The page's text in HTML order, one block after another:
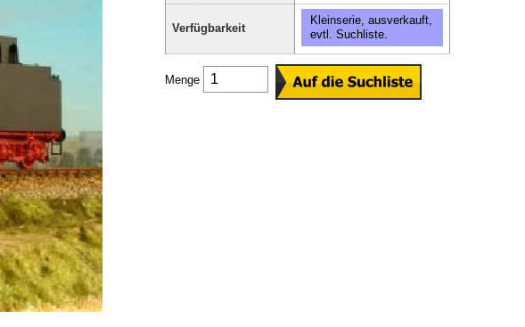
Verfügbarkeit
Kleinserie, ausverkauft,
evtl. Suchliste.
Menge